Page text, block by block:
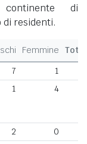
di
residenti.
Femmine
7 1
1 4
2
0